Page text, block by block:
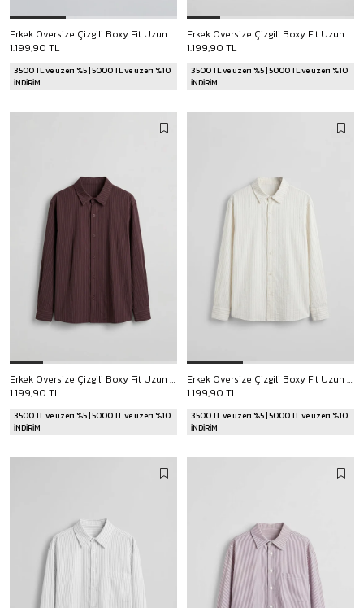
Erkek Oversize Çizgili Boxy Fit Uzun Kollu Gömlek Lacivert
1.199,90 TL
3500 TL ve üzeri %5 | 5000 TL ve üzeri %10
İNDİRİM
Erkek Oversize Çizgili Boxy Fit Uzun Kollu Gömlek Bebek Mavi
1.199,90 TL
3500 TL ve üzeri %5 | 5000 TL ve üzeri %10
İNDİRİM
Erkek Oversize Çizgili Boxy Fit Uzun Kollu Gömlek Bordo
1.199,90 TL
3500 TL ve üzeri %5 | 5000 TL ve üzeri %10
İNDİRİM
Erkek Oversize Çizgili Boxy Fit Uzun Kollu Gömlek Ekru
1.199,90 TL
3500 TL ve üzeri %5 | 5000 TL ve üzeri %10
İNDİRİM